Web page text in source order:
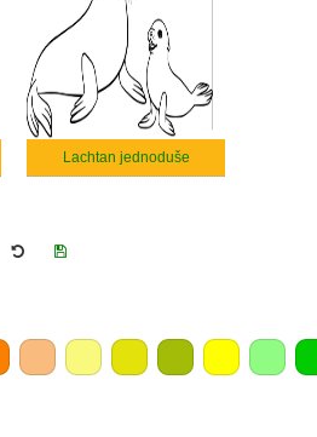
Lachtan jednoduše